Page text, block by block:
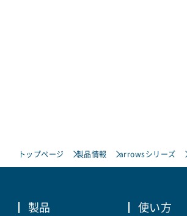
トップページ 製品情報 arrowsシリーズ
製品 使い方